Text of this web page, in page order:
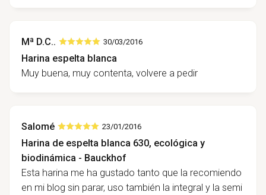
Mª D.C.. 30/03/2016
Harina espelta blanca
Muy buena, muy contenta, volvere a pedir
Salomé 23/01/2016
Harina de espelta blanca 630, ecológica y
biodinámica - Bauckhof
Esta harina me ha gustado tanto que la recomiendo
en mi blog sin parar, uso también la integral y la semi